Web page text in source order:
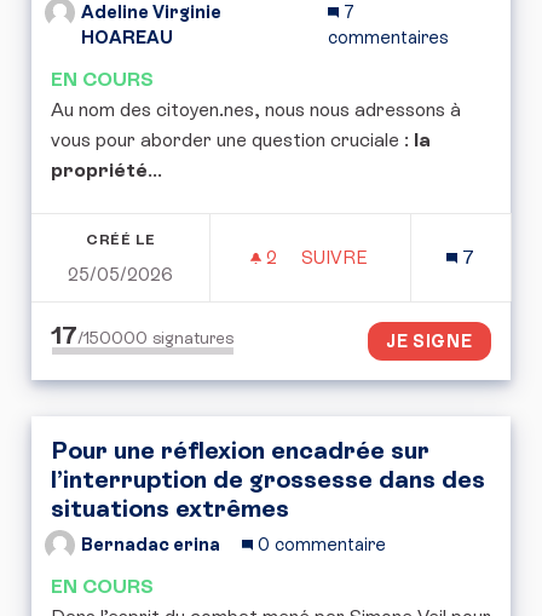
Adeline Virginie
HOAREAU
7
commentaires
EN COURS
Au nom des citoyen.nes, nous nous adressons à
vous pour aborder une question cruciale : la
propriété...
CRÉÉ LE
25/05/2026
2 2 ABONNÉS
SUIVRE
7
17/150000 signatures JE SIGNE
Pour une réflexion encadrée sur
l’interruption de grossesse dans des
situations extrêmes
Bernadac erina 0 commentaire
EN COURS